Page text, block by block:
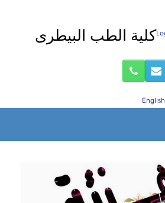
كلية الطب البيطرى
English